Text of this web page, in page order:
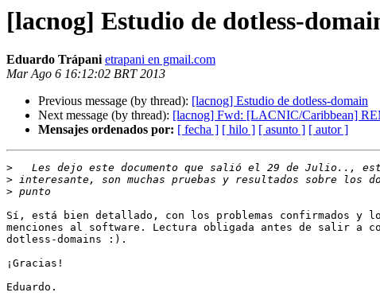
[lacnog] Estudio de dotless-
Eduardo Trápani etrapani en gmail.com
Mar Ago 6 16:12:02 BRT 2013
Previous message (by thread): [lacnog] Estudio de dotless-domain
Next message (by thread): [lacnog] Fwd: [LACNIC/Caribbean]
Mensajes ordenados por: [ fecha ] [ hilo ] [ asunto ] [ autor ]
>
>
>
Sí, está bien detallado, con los problemas confirmados y
menciones al software. Lectura obligada antes de salir a
dotless-domains :).
¡Gracias!
Eduardo.